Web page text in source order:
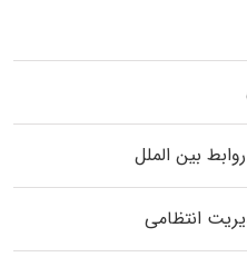
بین الملل
انتظامی